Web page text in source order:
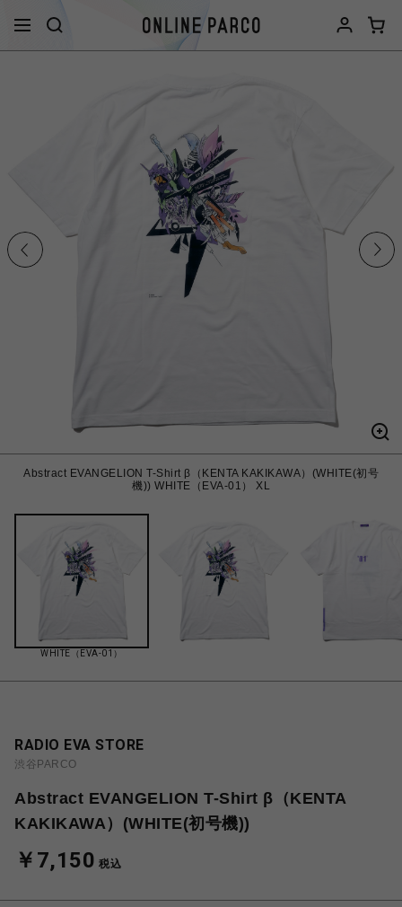
Abstract EVANGELION T-Shirt β（KENTA KAKIKAWA）(WHITE(初号
機)) WHITE（EVA-01） XL
WHITE（EVA-01）
RADIO EVA STORE
渋谷PARCO
Abstract EVANGELION T-Shirt β（KENTA
KAKIKAWA）(WHITE(初号機))
￥7,150 税込